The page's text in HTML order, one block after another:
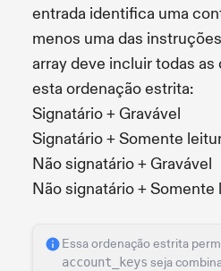
entrada identifica uma
menos uma das
array deve incluir todas
esta ordenação estrita:
Signatário + Gravável
Signatário + Somente
Não signatário + Gravável
Não signatário + Somente
Essa ordenação estrita
account_keys seja